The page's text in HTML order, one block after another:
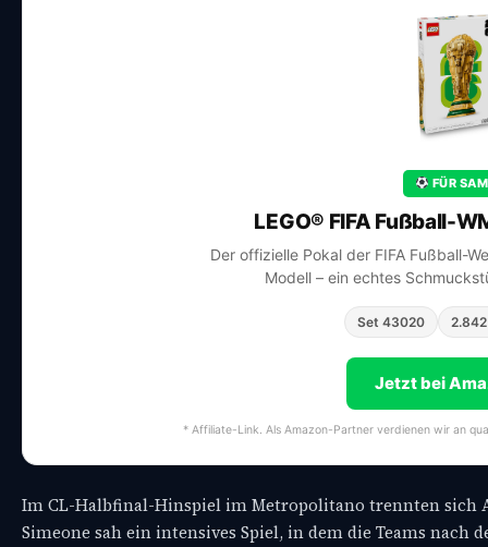
FÜR
LEGO® FIFA Fußball-
Der offizielle Pokal der FIFA Fußball-
Modell – ein echtes
Set 43020
Jetzt bei
* Affiliate-Link. Als Amazon-Partner verdienen wir an
Im CL-Halbfinal-Hinspiel im Metropolitano trennten sich
Simeone sah ein intensives Spiel, in dem die Teams